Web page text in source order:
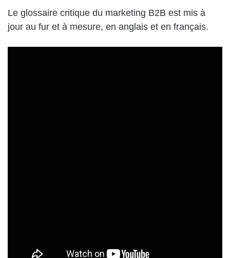
Le glossaire critique du marketing B2B est mis à
jour au fur et à mesure, en anglais et en français.